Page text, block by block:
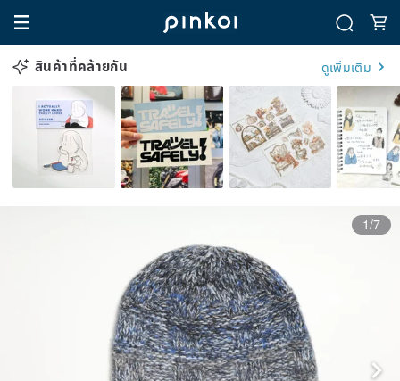
สินค้าที่คล้ายกัน ดูเพิ่มเติม
1/7